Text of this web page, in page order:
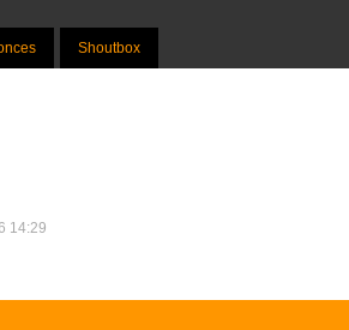
Shoutbox
14:29